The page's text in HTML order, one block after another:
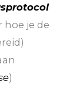
hoe je de
)